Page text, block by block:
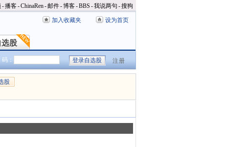
-播客-ChinaRen-邮件-博客-BBS -我说两句 -搜狗
加入收藏夹 设为首页
选股
选股
： 注册
股